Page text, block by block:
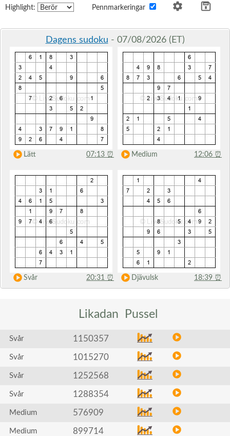
Highlight: Pennmarkeringar
Dagens sudoku - 07/08/2026 (ET)
Lätt 07:13 ⏰ Medium 12:06 ⏰
Svår 20:31 ⏰ Djävulsk 18:39 ⏰
Likadan Pussel
Svår 1150357
Svår 1015270
Svår 1252568
Svår 1288354
Medium 576909
Medium 899714